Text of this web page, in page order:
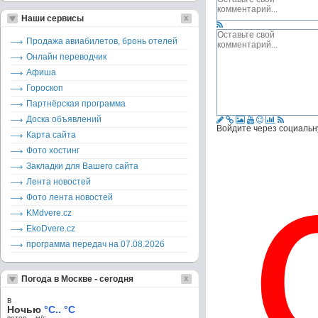
Войдите через
Наши сервисы
Продажа авиабилетов, бронь отелей
Онлайн переводчик
Афиша
Гороскоп
Партнёрская программа
Доска объявлений
Карта сайта
Фото хостинг
Закладки для Вашего сайта
Лента новостей
Фото лента новостей
KMdvere.cz
EkoDvere.cz
программа передач на 07.08.2026
Погода в Москве - сегодня
в
Ночью °C.. °C